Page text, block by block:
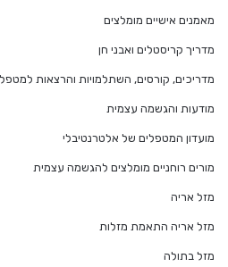
מאמנים אישיים מומלצים
מדריך קריסטלים ואבני חן
מדריכים, קורסים, השתלמויות והרצאות
מודעות והגשמה עצמית
מועדון המטפלים של אלטרנטיבלי
מורים רוחניים מומלצים להגשמה עצמית
מזל אריה
מזל אריה התאמת מזלות
מזל בתולה